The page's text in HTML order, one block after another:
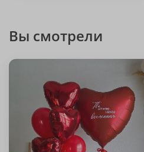
Вы смотрели